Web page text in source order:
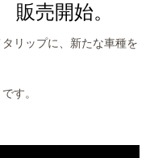
Movies
売開始。
リップに、新たな車種を
す。